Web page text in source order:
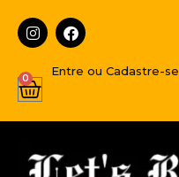
Entre ou Cadastre-se
0